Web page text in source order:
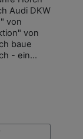
Audi DKW
von
von
baue
- ein...